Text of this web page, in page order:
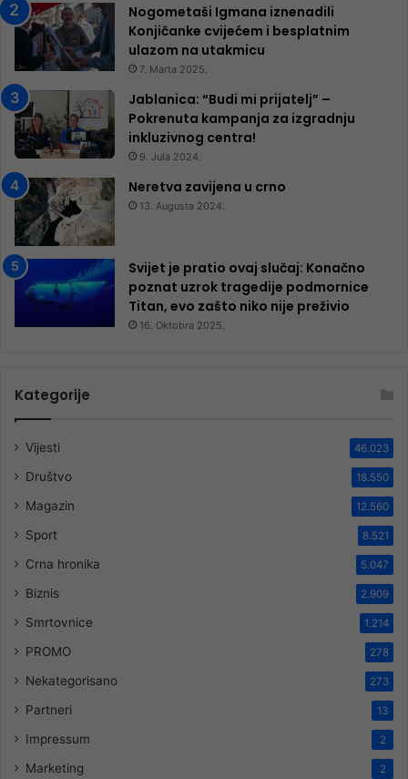
Nogometaši Igmana iznenadili
Konjičanke cvijećem i besplatnim
ulazom na utakmicu
7. Marta 2025.
Jablanica: “Budi mi prijatelj” –
Pokrenuta kampanja za izgradnju
inkluzivnog centra!
9. Jula 2024.
Neretva zavijena u crno
13. Augusta 2024.
Svijet je pratio ovaj slučaj: Konačno
poznat uzrok tragedije podmornice
Titan, evo zašto niko nije preživio
16. Oktobra 2025.
Kategorije
Vijesti 46.023
Društvo 18.550
Magazin 12.560
Sport 8.521
Crna hronika 5.047
Biznis 2.909
Smrtovnice 1.214
PROMO 278
Nekategorisano 273
Partneri 13
Impressum 2
Marketing 2